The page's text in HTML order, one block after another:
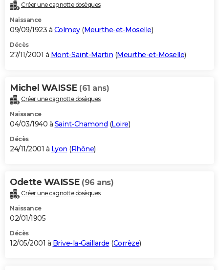
Créer une cagnotte obsèques
Naissance
09/09/1923 à Colmey(Meurthe-et-Moselle)
Décès
27/11/2001 à Mont-Saint-Martin (Meurthe-et-Moselle)
Michel WAISSE (61 ans)
Créer une cagnotte obsèques
Naissance
04/03/1940 à Saint-Chamond (Loire)
Décès
24/11/2001 à Lyon (Rhône)
Odette WAISSE (96 ans)
Créer une cagnotte obsèques
Naissance
02/01/1905
Décès
12/05/2001 à Brive-la-Gaillarde (Corrèze)